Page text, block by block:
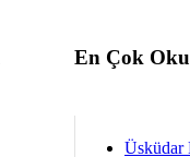
En Çok
Üsküdar